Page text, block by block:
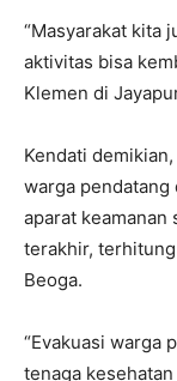
“Masyarakat kita
aktivitas bisa
Klemen di
Kendati
warga
aparat keamanan
terakhir,
Beoga.
“Evakuasi warga
tenaga